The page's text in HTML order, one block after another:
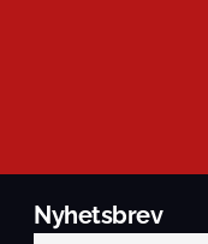
Nyhetsbrev